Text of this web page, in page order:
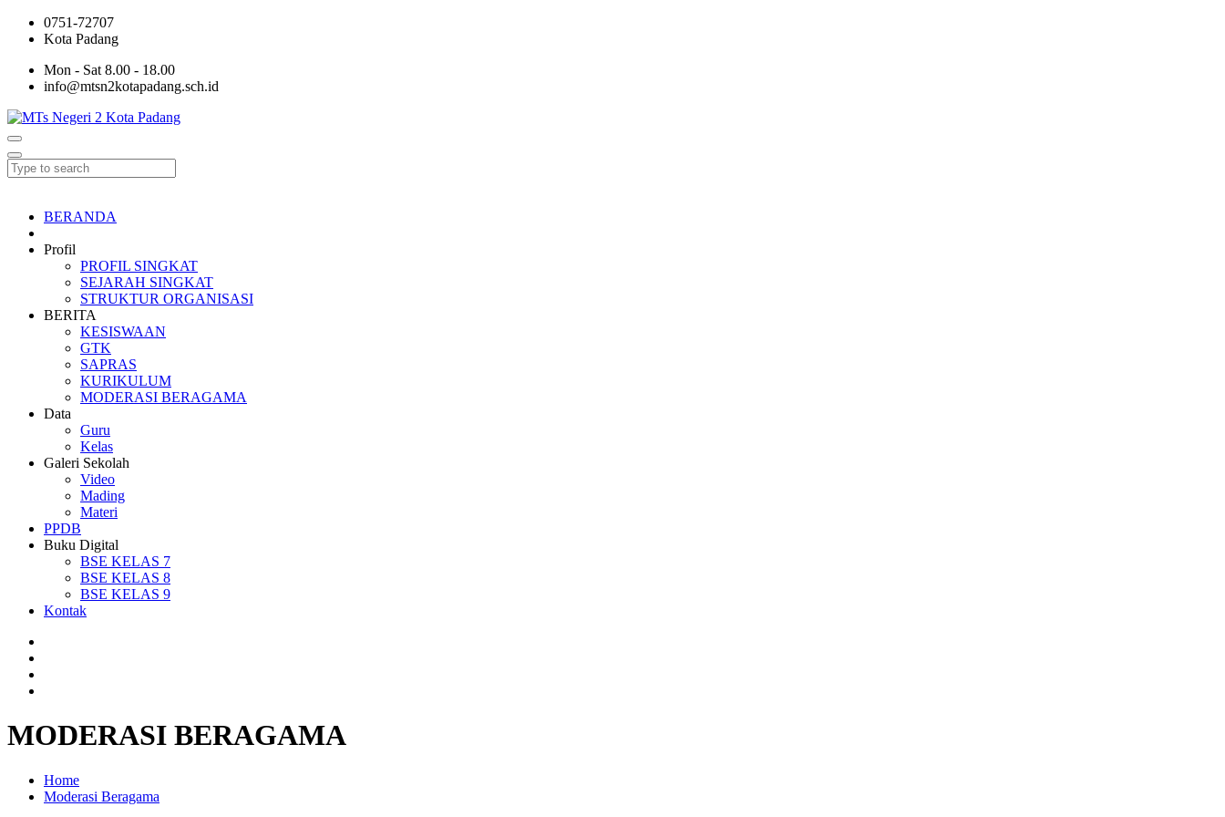
0751-72707
Kota Padang
Mon - Sat 8.00 - 18.00
info@mtsn2kotapadang.sch.id
BERANDA
Profil
PROFIL SINGKAT
SEJARAH SINGKAT
STRUKTUR ORGANISASI
BERITA
KESISWAAN
GTK
SAPRAS
KURIKULUM
MODERASI BERAGAMA
Data
Guru
Kelas
Galeri Sekolah
Video
Mading
Materi
PPDB
Buku Digital
BSE KELAS 7
BSE KELAS 8
BSE KELAS 9
Kontak
MODERASI BERAGAMA
Home
Moderasi Beragama